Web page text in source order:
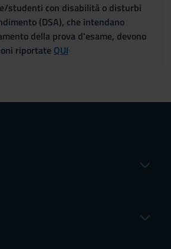
studenti con disabilità o disturbi
(DSA), che intendano
della prova d'esame, devono
riportate QUI